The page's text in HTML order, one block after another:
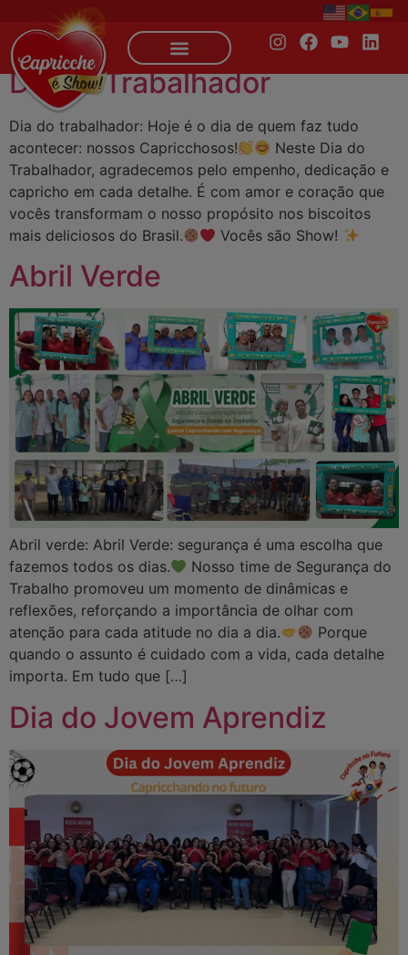
Autor:Stefani Barros
Dia do Trabalhador
Dia do trabalhador: Hoje é o dia de quem faz tudo
acontecer: nossos Capricchosos!
Neste Dia do
Trabalhador, agradecemos pelo empenho, dedicação e
capricho em cada detalhe. É com amor e coração que
vocês transformam o nosso propósito nos biscoitos
mais deliciosos do Brasil.
Vocês são Show!
Abril Verde
Abril verde: Abril Verde: segurança é uma escolha que
fazemos todos os dias.
Nosso time de Segurança do
Trabalho promoveu um momento de dinâmicas e
reflexões, reforçando a importância de olhar com
atenção para cada atitude no dia a dia.
Porque
quando o assunto é cuidado com a vida, cada detalhe
importa. Em tudo que […]
Dia do Jovem Aprendiz